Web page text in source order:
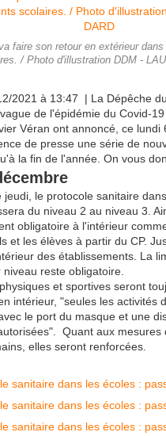
faire son retour en extérieur
/ Photo d'illustration DDM -
2021 à 13:47 | La Dépêche
de l'épidémie du Covid-
Véran ont annoncé, ce lundi
de presse une série de
la fin de l'année. On vous
jeudi, le protocole sanitaire
du niveau 2 au niveau 3.
obligatoire à l'intérieur
et les élèves à partir du CP.
des établissements. La
reste obligatoire.
et sportives seront
intérieur, "seules les activités
le port du masque et une
Quant aux mesures
elles seront renforcées.